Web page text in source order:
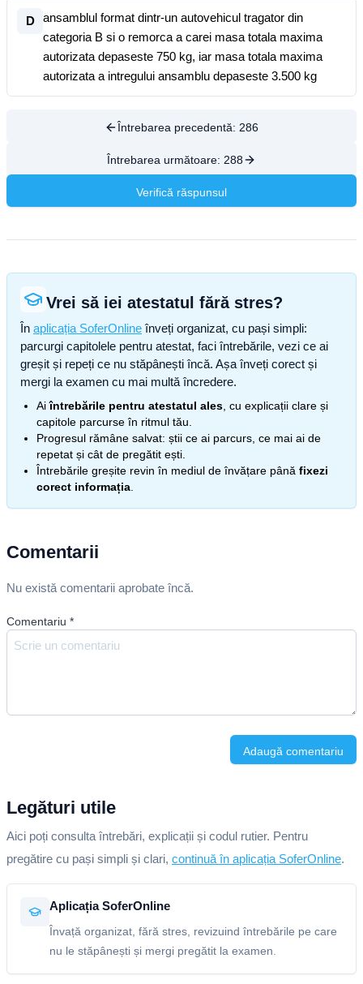
D
ansamblul format dintr-un autovehicul tragator din
categoria B si o remorca a carei masa totala maxima
autorizata depaseste 750 kg, iar masa totala maxima
autorizata a intregului ansamblu depaseste 3.500 kg
Întrebarea precedentă: 286
Întrebarea următoare: 288
Verifică răspunsul
Vrei să iei atestatul fără stres?
În aplicația SoferOnline înveți organizat, cu pași simpli:
parcurgi capitolele pentru atestat, faci întrebările, vezi ce ai
greșit și repeți ce nu stăpânești încă. Așa înveți corect și
mergi la examen cu mai multă încredere.
Aiîntrebările pentru atestatul ales , cu explicații clare și
capitole parcurse în ritmul tău.
Progresul rămâne salvat: știi ce ai parcurs, ce mai ai de
repetat și cât de pregătit ești.
Întrebările greșite revin în mediul de învățare până fixezi
corect informația
Comentarii
Nu există comentarii aprobate încă.
Comentariu *
Adaugă comentariu
Legături utile
Aici poți consulta întrebări, explicații și codul rutier. Pentru
pregătire cu pași simpli și clari, continuă în aplicația SoferOnline.
Aplicația SoferOnline
Învață organizat, fără stres, revizuind întrebările pe care
nu le stăpânești și mergi pregătit la examen.